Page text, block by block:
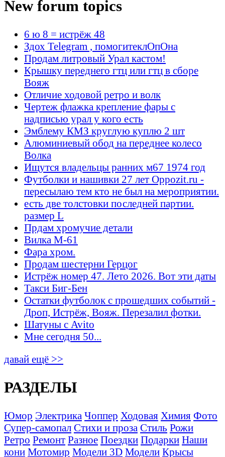
New forum topics
6 ю 8 = истрёж 48
Здох Telegram , помогитеклОпОна
Продам литровый Урал кастом!
Крышку переднего гтц или гтц в сборе
Вояж
Отличие ходовой ретро и волк
Чертеж флажка крепление фары с
надписью урал у кого есть
Эмблему КМЗ круглую куплю 2 шт
Алюминиевый обод на переднее колесо
Волка
Ищутся владельцы ранних м67 1974 год
Футболки и нашивки 27 лет Oppozit.ru -
пересылаю тем кто не был на мероприятии.
есть две толстовки последней партии.
размер L
Прдам хромучие детали
Вилка М-61
Фара хром.
Продам шестерни Герцог
Истрёж номер 47. Лето 2026. Вот эти даты
Такси Биг-Бен
Остатки футболок с прошедших событий -
Дроп, Истрёж, Вояж. Перезалил фотки.
Шатуны с Avito
Мне сегодня 50...
давай ещё >>
РАЗДЕЛЫ
Юмор Электрика Чоппер Ходовая Химия Фото
Супер-самопал Стихи и проза Стиль Рожи
Ретро Ремонт Разное Поездки Подарки Наши
кони Мотомир Модели 3D Модели Крысы